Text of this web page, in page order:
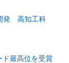
発 高知工科
ド最高位を受賞